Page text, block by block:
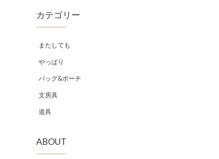
カテゴリー
またしても
やっぱり
バッグ&ポーチ
文房具
道具
ABOUT